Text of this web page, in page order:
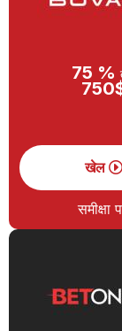
75 %
खेल
समीक्षा